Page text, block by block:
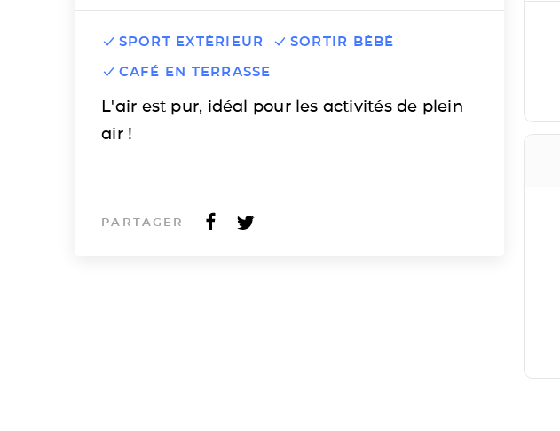
SPORT EXTÉRIEUR
SORTIR BÉBÉ
CAFÉ EN TERRASSE
L'air est pur, idéal pour les activités de plein
air !
PARTAGER